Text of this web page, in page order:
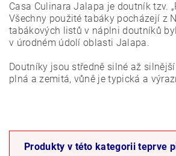
Casa Culinara Jalapa je doutník tzv.
Všechny použité tabáky pocházejí z
tabákových listů v náplni doutníků
v úrodném údolí oblasti Jalapa.
Doutníky jsou středně silné až
plná a zemitá, vůně je typická a
Produkty v této kategorii teprve